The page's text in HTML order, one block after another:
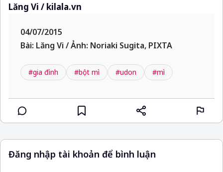
Lăng Vi / kilala.vn
04/07/2015
Bài: Lăng Vi / Ảnh: Noriaki Sugita, PIXTA
#gia đình #bột mì #udon #mì
Đăng nhập tài khoản để bình luận